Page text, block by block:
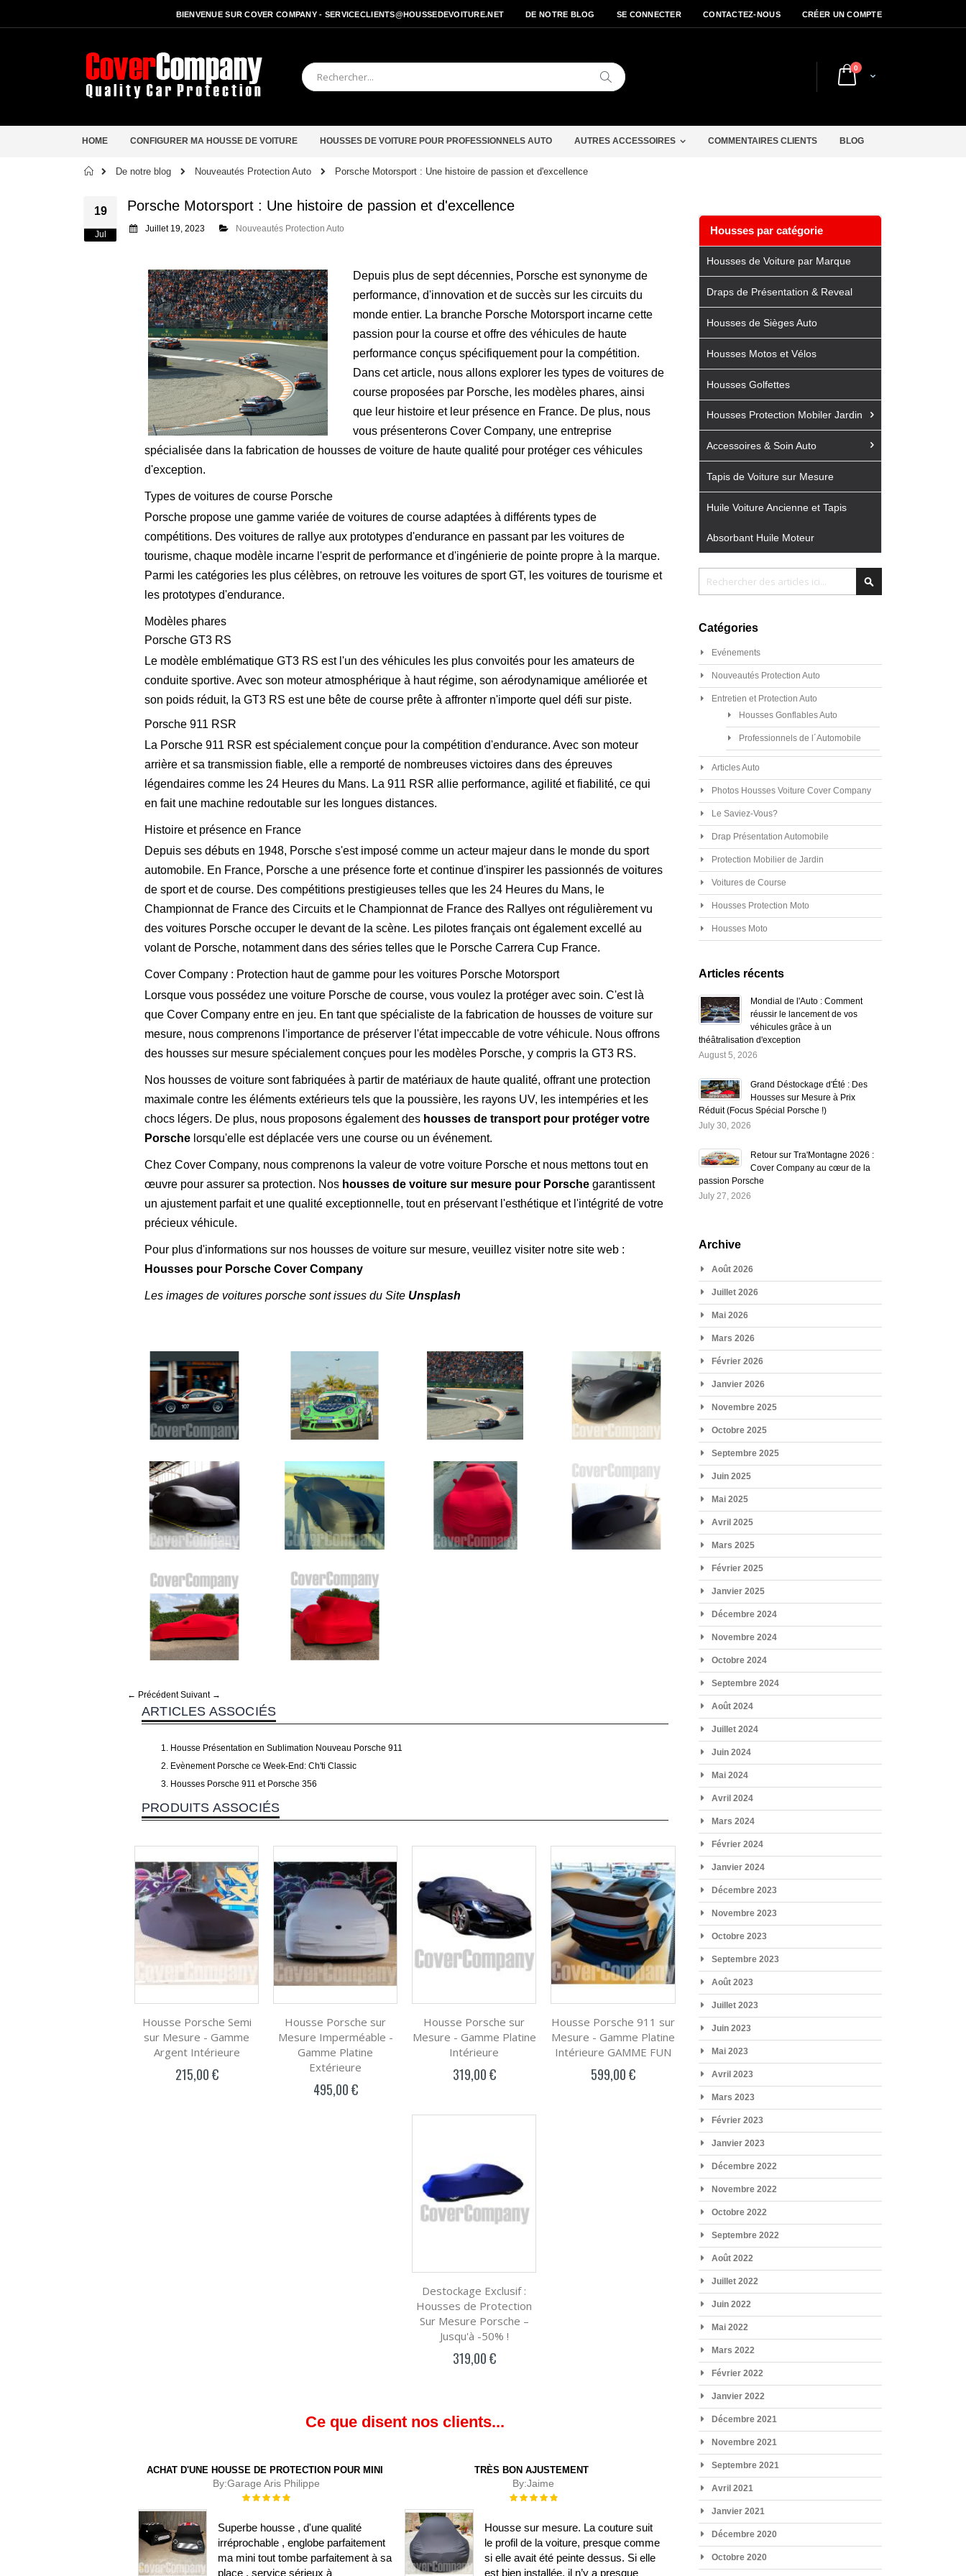
BIENVENUE SUR COVER COMPANY - SERVICECLIENTS@HOUSSEDEVOITURE.NET DE NOTRE BLOG SE CONNECTER CONTACTEZ-NOUS CRÉER UN COMPTE
Cart
0articles
Chercher
HOME CONFIGURER MA HOUSSE DE VOITURE HOUSSES DE VOITURE POUR PROFESSIONNELS AUTO AUTRES ACCESSOIRES COMMENTAIRES CLIENTS BLOG
Accueil
De notre blog Nouveautés Protection Auto Porsche Motorsport : Une histoire de passion et d'excellence
19
Jul
Porsche Motorsport : Une histoire de passion et d'excellence
Juillet 19, 2023 Nouveautés Protection Auto
Depuis plus de sept décennies, Porsche est synonyme de
performance, d'innovation et de succès sur les circuits du
monde entier. La branche Porsche Motorsport incarne cette
passion pour la course et offre des véhicules de haute
performance conçus spécifiquement pour la compétition.
Dans cet article, nous allons explorer les types de voitures de
course proposées par Porsche, les modèles phares, ainsi
que leur histoire et leur présence en France. De plus, nous
vous présenterons Cover Company, une entreprise
spécialisée dans la fabrication de housses de voiture de haute qualité pour protéger ces véhicules
d'exception.
Types de voitures de course Porsche
Porsche propose une gamme variée de voitures de course adaptées à différents types de
compétitions. Des voitures de rallye aux prototypes d'endurance en passant par les voitures de
tourisme, chaque modèle incarne l'esprit de performance et d'ingénierie de pointe propre à la marque.
Parmi les catégories les plus célèbres, on retrouve les voitures de sport GT, les voitures de tourisme et
les prototypes d'endurance.
Modèles phares
Porsche GT3 RS
Le modèle emblématique GT3 RS est l'un des véhicules les plus convoités pour les amateurs de
conduite sportive. Avec son moteur atmosphérique à haut régime, son aérodynamique améliorée et
son poids réduit, la GT3 RS est une bête de course prête à affronter n'importe quel défi sur piste.
Porsche 911 RSR
La Porsche 911 RSR est spécialement conçue pour la compétition d'endurance. Avec son moteur
arrière et sa transmission fiable, elle a remporté de nombreuses victoires dans des épreuves
légendaires comme les 24 Heures du Mans. La 911 RSR allie performance, agilité et fiabilité, ce qui
en fait une machine redoutable sur les longues distances.
Histoire et présence en France
Depuis ses débuts en 1948, Porsche s'est imposé comme un acteur majeur dans le monde du sport
automobile. En France, Porsche a une présence forte et continue d'inspirer les passionnés de voitures
de sport et de course. Des compétitions prestigieuses telles que les 24 Heures du Mans, le
Championnat de France des Circuits et le Championnat de France des Rallyes ont régulièrement vu
des voitures Porsche occuper le devant de la scène. Les pilotes français ont également excellé au
volant de Porsche, notamment dans des séries telles que le Porsche Carrera Cup France.
Cover Company : Protection haut de gamme pour les voitures Porsche Motorsport
Lorsque vous possédez une voiture Porsche de course, vous voulez la protéger avec soin. C'est là
que Cover Company entre en jeu. En tant que spécialiste de la fabrication de housses de voiture sur
mesure, nous comprenons l'importance de préserver l'état impeccable de votre véhicule. Nous offrons
des housses sur mesure spécialement conçues pour les modèles Porsche, y compris la GT3 RS.
Nos housses de voiture sont fabriquées à partir de matériaux de haute qualité, offrant une protection
maximale contre les éléments extérieurs tels que la poussière, les rayons UV, les intempéries et les
chocs légers. De plus, nous proposons également des housses de transport pour protéger votre
Porsche lorsqu'elle est déplacée vers une course ou un événement.
Chez Cover Company, nous comprenons la valeur de votre voiture Porsche et nous mettons tout en
œuvre pour assurer sa protection. Nos housses de voiture sur mesure pour Porsche garantissent
un ajustement parfait et une qualité exceptionnelle, tout en préservant l'esthétique et l'intégrité de votre
précieux véhicule.
Pour plus d'informations sur nos housses de voiture sur mesure, veuillez visiter notre site web :
Housses pour Porsche Cover Company
Les images de voitures porsche sont issues du Site Unsplash
← Précédent Suivant →
ARTICLES ASSOCIÉS
Housse Présentation en Sublimation Nouveau Porsche 911
Evènement Porsche ce Week-End: Ch'ti Classic
Housses Porsche 911 et Porsche 356
PRODUITS ASSOCIÉS
Housse Porsche Semi
sur Mesure - Gamme
Argent Intérieure
215,00 €
Housse Porsche sur
Mesure Imperméable -
Gamme Platine
Extérieure
495,00 €
Housse Porsche sur
Mesure - Gamme Platine
Intérieure
319,00 €
Housse Porsche 911 sur
Mesure - Gamme Platine
Intérieure GAMME FUN
599,00 €
Destockage Exclusif :
Housses de Protection
Sur Mesure Porsche –
Jusqu'à -50% !
319,00 €
Ce que disent nos clients...
ACHAT D'UNE HOUSSE DE PROTECTION POUR MINI
By:Garage Aris Philippe
Évaluation :
Superbe housse , d'une qualité
irréprochable , englobe parfaitement
ma mini tout tombe parfaitement à sa
place , service sérieux à
TRÈS BON AJUSTEMENT
By:Jaime
Évaluation :
Housse sur mesure. La couture suit
le profil de la voiture, presque comme
si elle avait été peinte dessus. Si elle
est bien installée, il n’y a presque
Housses par catégorie
Housses de Voiture par Marque
Draps de Présentation & Reveal
Housses de Sièges Auto
Housses Motos et Vélos
Housses Golfettes
Housses Protection Mobiler Jardin
Accessoires & Soin Auto
Tapis de Voiture sur Mesure
Huile Voiture Ancienne et Tapis
Absorbant Huile Moteur
Catégories
Evénements
Nouveautés Protection Auto
Entretien et Protection Auto
Housses Gonflables Auto
Professionnels de l´Automobile
Articles Auto
Photos Housses Voiture Cover Company
Le Saviez-Vous?
Drap Présentation Automobile
Protection Mobilier de Jardin
Voitures de Course
Housses Protection Moto
Housses Moto
Articles récents
Mondial de l'Auto : Comment
réussir le lancement de vos
véhicules grâce à un
théâtralisation d'exception
August 5, 2026
Grand Déstockage d'Été : Des
Housses sur Mesure à Prix
Réduit (Focus Spécial Porsche !)
July 30, 2026
Retour sur Tra'Montagne 2026 :
Cover Company au cœur de la
passion Porsche
July 27, 2026
Archive
Août 2026
Juillet 2026
Mai 2026
Mars 2026
Février 2026
Janvier 2026
Novembre 2025
Octobre 2025
Septembre 2025
Juin 2025
Mai 2025
Avril 2025
Mars 2025
Février 2025
Janvier 2025
Décembre 2024
Novembre 2024
Octobre 2024
Septembre 2024
Août 2024
Juillet 2024
Juin 2024
Mai 2024
Avril 2024
Mars 2024
Février 2024
Janvier 2024
Décembre 2023
Novembre 2023
Octobre 2023
Septembre 2023
Août 2023
Juillet 2023
Juin 2023
Mai 2023
Avril 2023
Mars 2023
Février 2023
Janvier 2023
Décembre 2022
Novembre 2022
Octobre 2022
Septembre 2022
Août 2022
Juillet 2022
Juin 2022
Mai 2022
Mars 2022
Février 2022
Janvier 2022
Décembre 2021
Novembre 2021
Septembre 2021
Avril 2021
Janvier 2021
Décembre 2020
Octobre 2020